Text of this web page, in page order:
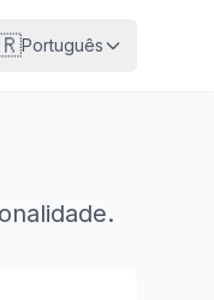
Português